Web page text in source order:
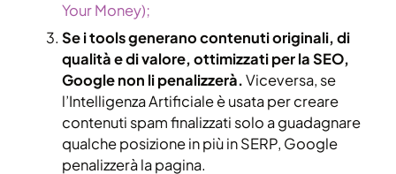
Your Money);
Se i tools generano contenuti originali, di
qualità e di valore, ottimizzati per la SEO,
Google non li penalizzerà.Viceversa, se
l’Intelligenza Artificiale è usata per creare
contenuti spam finalizzati solo a guadagnare
qualche posizione in più in SERP, Google
penalizzerà la pagina.